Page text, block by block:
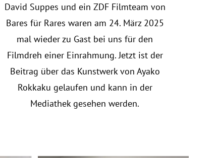
David Suppes und ein ZDF Filmteam von
Bares für Rares waren am 24. März 2025
mal wieder zu Gast bei uns für den
Filmdreh einer Einrahmung. Jetzt ist der
Beitrag über das Kunstwerk von Ayako
Rokkaku gelaufen und kann in der
Mediathek gesehen werden.